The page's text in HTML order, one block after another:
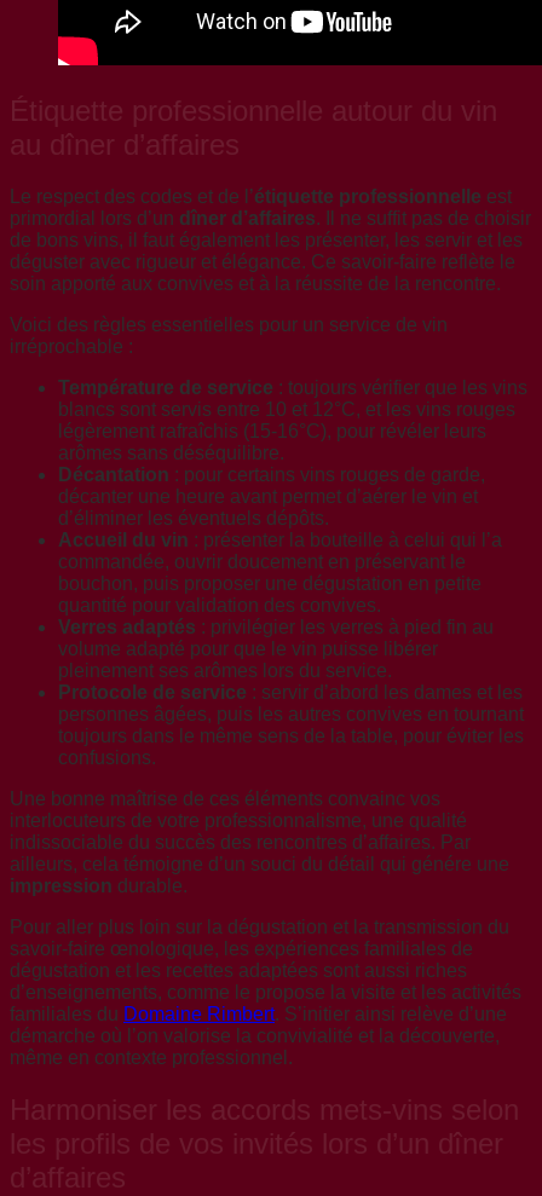
Étiquette professionnelle autour du vin
au dîner d’affaires
Le respect des codes et de l’étiquette professionnelle est
primordial lors d’un dîner d’affaires. Il ne suffit pas de choisir
de bons vins, il faut également les présenter, les servir et les
déguster avec rigueur et élégance. Ce savoir-faire reflète le
soin apporté aux convives et à la réussite de la rencontre.
Voici des règles essentielles pour un service de vin
irréprochable :
Température de service : toujours vérifier que les vins
blancs sont servis entre 10 et 12°C, et les vins rouges
légèrement rafraîchis (15-16°C), pour révéler leurs
arômes sans déséquilibre.
Décantation : pour certains vins rouges de garde,
décanter une heure avant permet d’aérer le vin et
d’éliminer les éventuels dépôts.
Accueil du vin : présenter la bouteille à celui qui l’a
commandée, ouvrir doucement en préservant le
bouchon, puis proposer une dégustation en petite
quantité pour validation des convives.
Verres adaptés : privilégier les verres à pied fin au
volume adapté pour que le vin puisse libérer
pleinement ses arômes lors du service.
Protocole de service : servir d’abord les dames et les
personnes âgées, puis les autres convives en tournant
toujours dans le même sens de la table, pour éviter les
confusions.
Une bonne maîtrise de ces éléments convainc vos
interlocuteurs de votre professionnalisme, une qualité
indissociable du succès des rencontres d’affaires. Par
ailleurs, cela témoigne d’un souci du détail qui génére une
impression durable.
Pour aller plus loin sur la dégustation et la transmission du
savoir-faire œnologique, les expériences familiales de
dégustation et les recettes adaptées sont aussi riches
d’enseignements, comme le propose la visite et les activités
familiales du Domaine Rimbert. S’initier ainsi relève d’une
démarche où l’on valorise la convivialité et la découverte,
même en contexte professionnel.
Harmoniser les accords mets-vins selon
les profils de vos invités lors d’un dîner
d’affaires